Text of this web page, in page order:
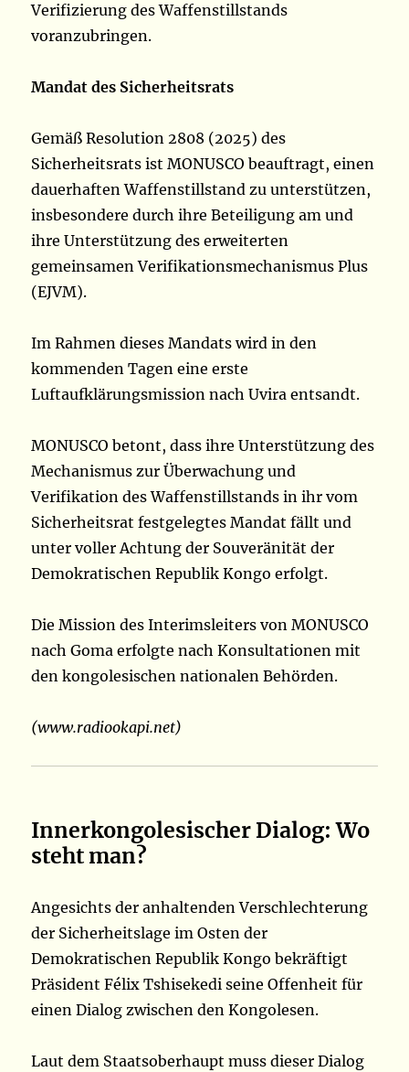
Verifizierung des Waffenstillstands
voranzubringen.
Mandat des Sicherheitsrats
Gemäß Resolution 2808 (2025) des
Sicherheitsrats ist MONUSCO beauftragt, einen
dauerhaften Waffenstillstand zu unterstützen,
insbesondere durch ihre Beteiligung am und
ihre Unterstützung des erweiterten
gemeinsamen Verifikationsmechanismus Plus
(EJVM).
Im Rahmen dieses Mandats wird in den
kommenden Tagen eine erste
Luftaufklärungsmission nach Uvira entsandt.
MONUSCO betont, dass ihre Unterstützung des
Mechanismus zur Überwachung und
Verifikation des Waffenstillstands in ihr vom
Sicherheitsrat festgelegtes Mandat fällt und
unter voller Achtung der Souveränität der
Demokratischen Republik Kongo erfolgt.
Die Mission des Interimsleiters von MONUSCO
nach Goma erfolgte nach Konsultationen mit
den kongolesischen nationalen Behörden.
(www.radiookapi.net)
Innerkongolesischer Dialog: Wo
steht man?
Angesichts der anhaltenden Verschlechterung
der Sicherheitslage im Osten der
Demokratischen Republik Kongo bekräftigt
Präsident Félix Tshisekedi seine Offenheit für
einen Dialog zwischen den Kongolesen.
Laut dem Staatsoberhaupt muss dieser Dialog